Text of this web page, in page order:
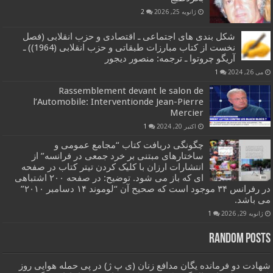
ژانویه 25, 2026 2
شکل بندی های اجتماعی ـ اقتصادی و حزب انقلابی (فصل
نخست از کتاب مبارزات طبقاتی و حزب انقلابی (1964)) ـ
آریگو چروتوا ـ ترجمه: منصور دیجور
می 26, 2024 1
Rassemblement devant le salon de
l’Automobile: Interventionde Jean-Pierre
Mercier
اکتبر 20, 2024 1
چگونگی دریافت کتاب “مجامع عمومی و
ساختارهای مبتنی بر خرد جمعی در فرانسه” از
انتشارات ارزان با کلیک کردن تیتر کتاب در صفحه
ای که باز می شود. توضیح: در صفحه ۲۰۰ اشتباهی
در رفرانس ۳۴ موجود است که صحیح آن “لوموند ۱۴ دسامبر ۲۰۱۰”
می باشد.
ژانویه 29, 2026 1
Random Posts
شهادت دو فرمانده یگان مدافع زنان (ی پ ژ) در پی حمله هوایی روز